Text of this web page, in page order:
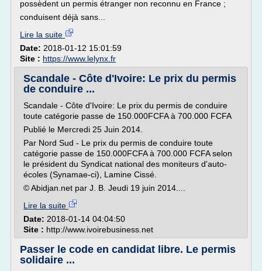
possèdent un permis étranger non reconnu en France ;
conduisent déjà sans...
Lire la suite
Date: 2018-01-12 15:01:59
Site : https://www.lelynx.fr
Scandale - Côte d'Ivoire: Le prix du permis
de conduire ...
Scandale - Côte d'Ivoire: Le prix du permis de conduire
toute catégorie passe de 150.000FCFA à 700.000 FCFA
Publié le Mercredi 25 Juin 2014.
Par Nord Sud - Le prix du permis de conduire toute
catégorie passe de 150.000FCFA à 700.000 FCFA selon
le président du Syndicat national des moniteurs d'auto-
écoles (Synamae-ci), Lamine Cissé.
© Abidjan.net par J. B. Jeudi 19 juin 2014....
Lire la suite
Date: 2018-01-14 04:04:50
Site : http://www.ivoirebusiness.net
Passer le code en candidat libre. Le permis
solidaire ...